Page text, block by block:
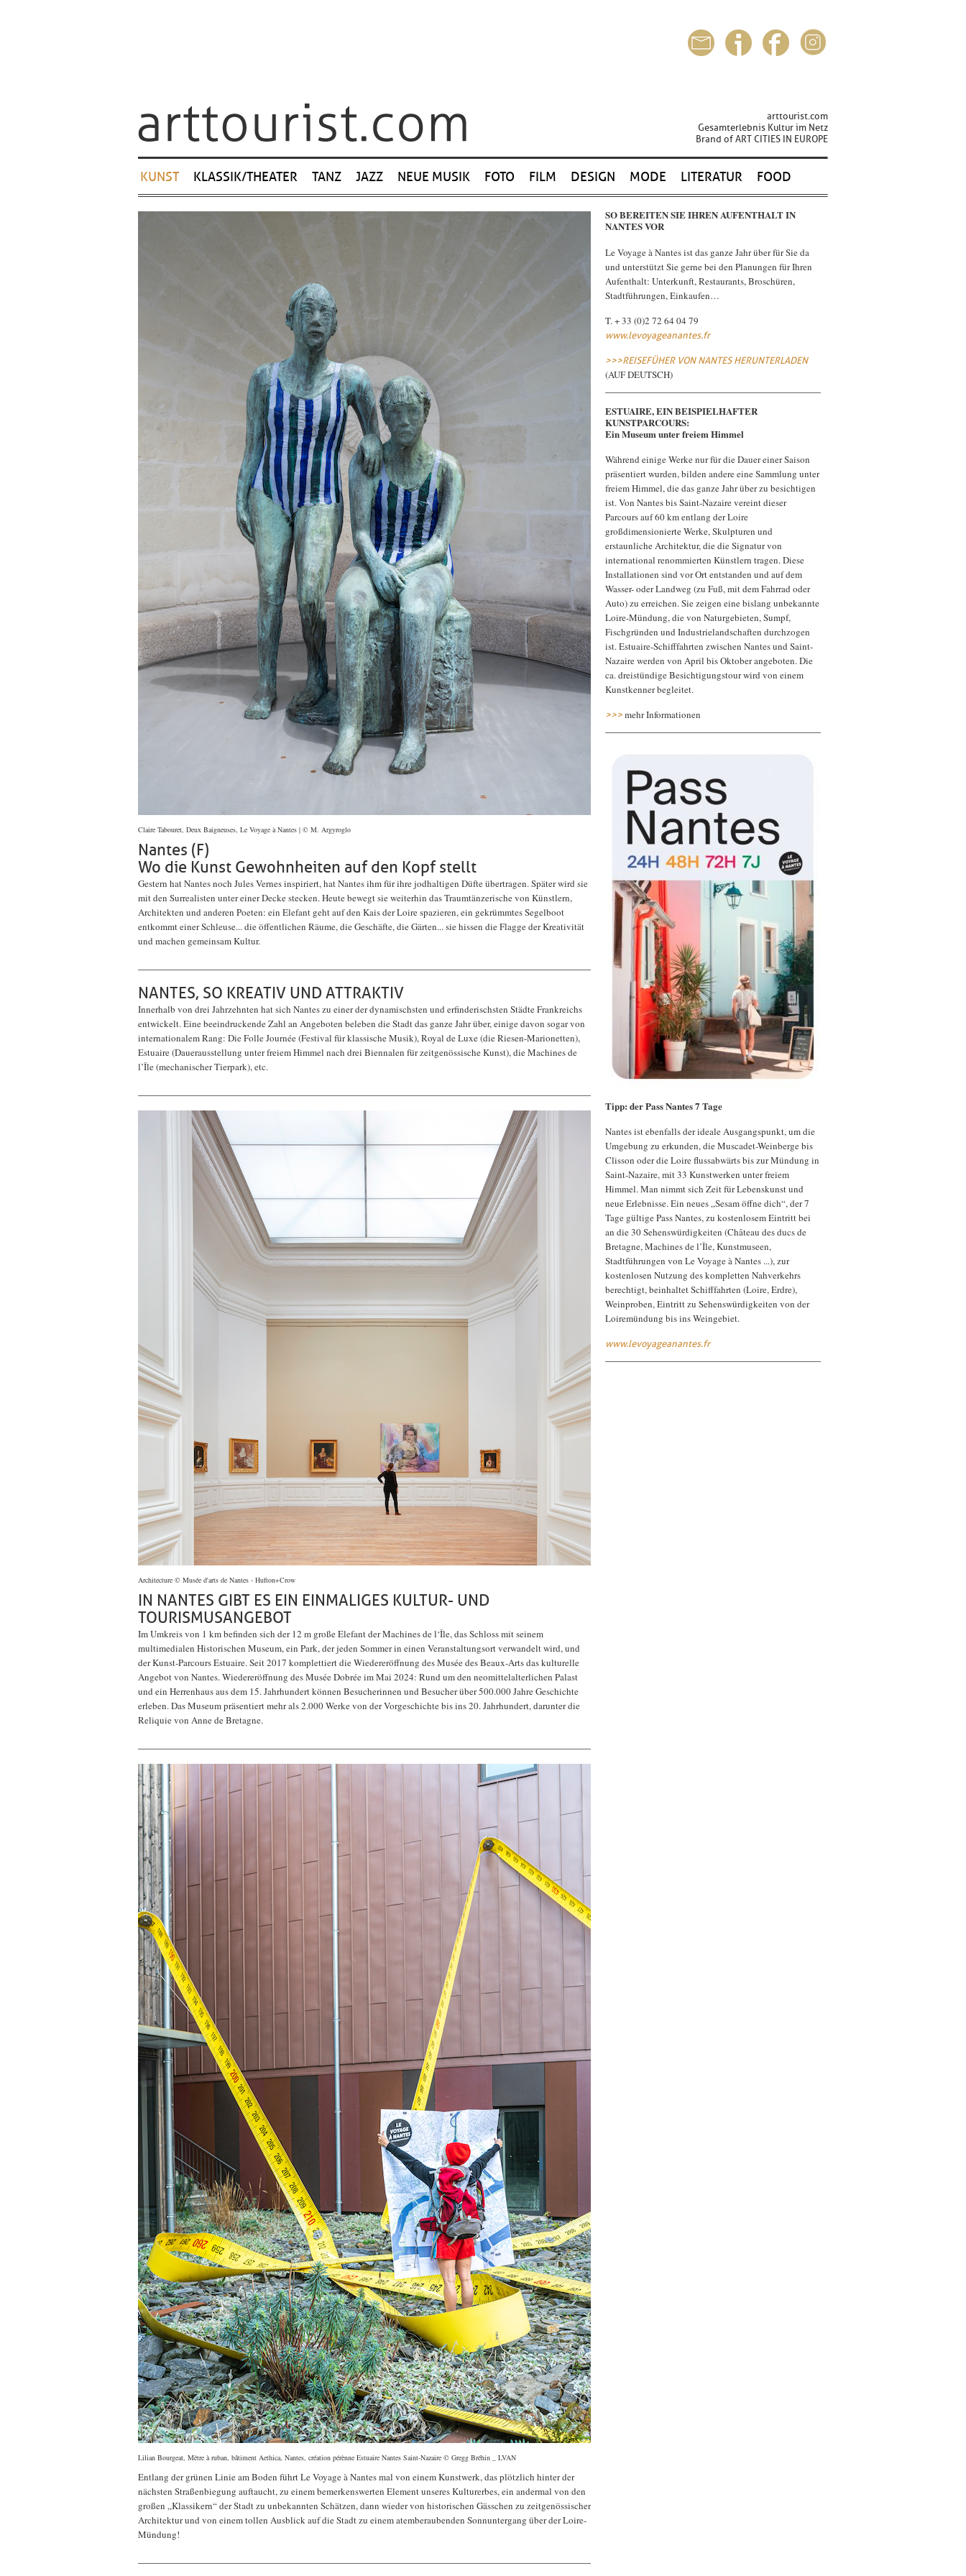
arttourist.com
Gesamterlebnis Kultur im Netz
Brand of ART CITIES IN EUROPE
Navigation
KUNST KLASSIK/THEATER TANZ JAZZ NEUE MUSIK FOTO FILM DESIGN MODE LITERATUR FOOD
Claire Tabouret, Deux Baigneuses, Le Voyage à Nantes | © M. Argyroglo
Nantes (F)
Wo die Kunst Gewohnheiten auf den Kopf stellt
Gestern hat Nantes noch Jules Vernes inspiriert, hat Nantes ihm für ihre jodhaltigen Düfte übertragen. Später wird sie
mit den Surrealisten unter einer Decke stecken. Heute bewegt sie weiterhin das Traumtänzerische von Künstlern,
Architekten und anderen Poeten: ein Elefant geht auf den Kais der Loire spazieren, ein gekrümmtes Segelboot
entkommt einer Schleuse... die öffentlichen Räume, die Geschäfte, die Gärten... sie hissen die Flagge der Kreativität
und machen gemeinsam Kultur.
NANTES, SO KREATIV UND ATTRAKTIV
Innerhalb von drei Jahrzehnten hat sich Nantes zu einer der dynamischsten und erfinderischsten Städte Frankreichs
entwickelt. Eine beeindruckende Zahl an Angeboten beleben die Stadt das ganze Jahr über, einige davon sogar von
internationalem Rang: Die Folle Journée (Festival für klassische Musik), Royal de Luxe (die Riesen-Marionetten),
Estuaire (Dauerausstellung unter freiem Himmel nach drei Biennalen für zeitgenössische Kunst), die Machines de
l’Île (mechanischer Tierpark), etc.
Architecture © Musée d'arts de Nantes - Hufton+Crow
IN NANTES GIBT ES EIN EINMALIGES KULTUR- UND
TOURISMUSANGEBOT
Im Umkreis von 1 km befinden sich der 12 m große Elefant der Machines de l‘Île, das Schloss mit seinem
multimedialen Historischen Museum, ein Park, der jeden Sommer in einen Veranstaltungsort verwandelt wird, und
der Kunst-Parcours Estuaire. Seit 2017 komplettiert die Wiedereröffnung des Musée des Beaux-Arts das kulturelle
Angebot von Nantes. Wiedereröffnung des Musée Dobrée im Mai 2024: Rund um den neomittelalterlichen Palast
und ein Herrenhaus aus dem 15. Jahrhundert können Besucherinnen und Besucher über 500.000 Jahre Geschichte
erleben. Das Museum präsentiert mehr als 2.000 Werke von der Vorgeschichte bis ins 20. Jahrhundert, darunter die
Reliquie von Anne de Bretagne.
Lilian Bourgeat, Mètre à ruban, bâtiment Aethica, Nantes, création pérènne Estuaire Nantes Saint-Nazaire © Gregg Bréhin _ LVAN
Entlang der grünen Linie am Boden führt Le Voyage à Nantes mal von einem Kunstwerk, das plötzlich hinter der
nächsten Straßenbiegung auftaucht, zu einem bemerkenswerten Element unseres Kulturerbes, ein andermal von den
großen „Klassikern“ der Stadt zu unbekannten Schätzen, dann wieder von historischen Gässchen zu zeitgenössischer
Architektur und von einem tollen Ausblick auf die Stadt zu einem atemberaubenden Sonnuntergang über der Loire-
Mündung!
SO BEREITEN SIE IHREN AUFENTHALT IN
NANTES VOR
Le Voyage à Nantes ist das ganze Jahr über für Sie da
und unterstützt Sie gerne bei den Planungen für Ihren
Aufenthalt: Unterkunft, Restaurants, Broschüren,
Stadtführungen, Einkaufen…
T. + 33 (0)2 72 64 04 79
www.levoyageanantes.fr
>>>REISEFÜHER VON NANTES HERUNTERLADEN
(AUF DEUTSCH)
ESTUAIRE, EIN BEISPIELHAFTER
KUNSTPARCOURS:
Ein Museum unter freiem Himmel
Während einige Werke nur für die Dauer einer Saison
präsentiert wurden, bilden andere eine Sammlung unter
freiem Himmel, die das ganze Jahr über zu besichtigen
ist. Von Nantes bis Saint-Nazaire vereint dieser
Parcours auf 60 km entlang der Loire
großdimensionierte Werke, Skulpturen und
erstaunliche Architektur, die die Signatur von
international renommierten Künstlern tragen. Diese
Installationen sind vor Ort entstanden und auf dem
Wasser- oder Landweg (zu Fuß, mit dem Fahrrad oder
Auto) zu erreichen. Sie zeigen eine bislang unbekannte
Loire-Mündung, die von Naturgebieten, Sumpf,
Fischgründen und Industrielandschaften durchzogen
ist. Estuaire-Schifffahrten zwischen Nantes und Saint-
Nazaire werden von April bis Oktober angeboten. Die
ca. dreistündige Besichtigungstour wird von einem
Kunstkenner begleitet.
>>>mehr Informationen
Tipp: der Pass Nantes 7 Tage
Nantes ist ebenfalls der ideale Ausgangspunkt, um die
Umgebung zu erkunden, die Muscadet-Weinberge bis
Clisson oder die Loire flussabwärts bis zur Mündung in
Saint-Nazaire, mit 33 Kunstwerken unter freiem
Himmel. Man nimmt sich Zeit für Lebenskunst und
neue Erlebnisse. Ein neues „Sesam öffne dich“, der 7
Tage gültige Pass Nantes, zu kostenlosem Eintritt bei
an die 30 Sehenswürdigkeiten (Château des ducs de
Bretagne, Machines de l’Île, Kunstmuseen,
Stadtführungen von Le Voyage à Nantes ...), zur
kostenlosen Nutzung des kompletten Nahverkehrs
berechtigt, beinhaltet Schifffahrten (Loire, Erdre),
Weinproben, Eintritt zu Sehenswürdigkeiten von der
Loiremündung bis ins Weingebiet.
www.levoyageanantes.fr